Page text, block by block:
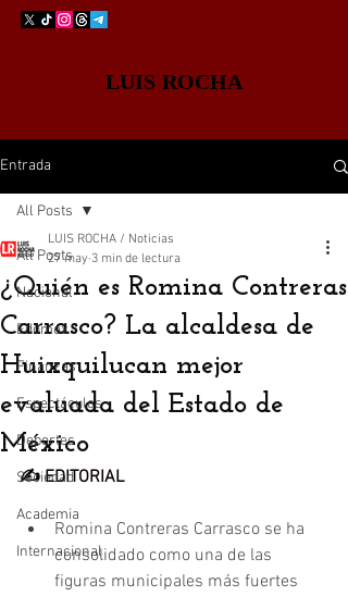
LUIS ROCHA
Entrada
All Posts
Nacional
Edomex
Finanzas
Espectáculos
Deportes
Sociedad
Academia
Internacional
All Posts
¿Quién es Romina Contreras
Carrasco? La alcaldesa de
Huixquilucan mejor
evaluada del Estado de
México
LUIS ROCHA / Noticias
27 may 3 min de lectura
✍️ EDITORIAL
Romina Contreras Carrasco se ha
consolidado como una de las
figuras municipales más fuertes